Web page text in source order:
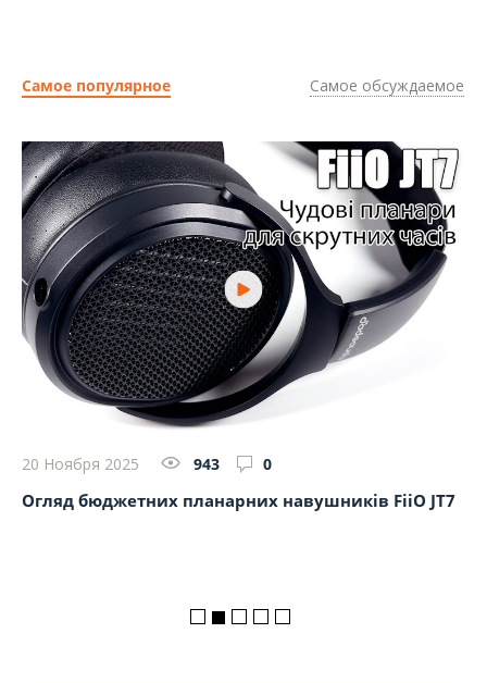
Самое популярное Самое обсуждаемое
20 Ноября 2025 943 0
Огляд бюджетних планарних навушників FiiO JT7